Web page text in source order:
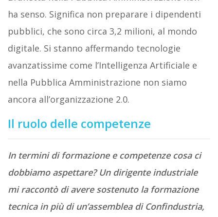
ha senso. Significa non preparare i dipendenti
pubblici, che sono circa 3,2 milioni, al mondo
digitale. Si stanno affermando tecnologie
avanzatissime come l’Intelligenza Artificiale e
nella Pubblica Amministrazione non siamo
ancora all’organizzazione 2.0.
Il ruolo delle competenze
In termini di formazione e competenze cosa ci
dobbiamo aspettare? Un dirigente industriale
mi raccontò di avere sostenuto la formazione
tecnica in più di un’assemblea di Confindustria,